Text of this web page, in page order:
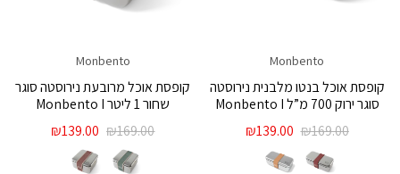
Monbento
קופסת אוכל בנטו מלבנית נירוסטה
סוגר ירוק 700 מ”ל Monbento I
₪169.00
המחיר
המקורי
היה:
₪139.00
Monbento
קופסת אוכל מרובעת נירוסטה סוגר
שחור 1 ליטר Monbento I
₪169.00
המחיר
המקורי
היה:
₪139.00 המחיר